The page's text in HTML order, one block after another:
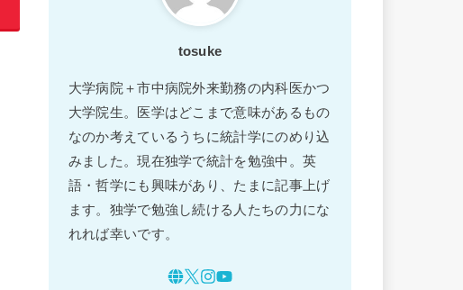
tosuke
大学病院＋市中病院外来勤務の内科医かつ
大学院生。医学はどこまで意味があるもの
なのか考えているうちに統計学にのめり込
みました。現在独学で統計を勉強中。英
語・哲学にも興味があり、たまに記事上げ
ます。独学で勉強し続ける人たちの力にな
れれば幸いです。